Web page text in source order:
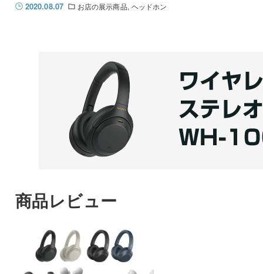
2020.08.07 お店の展示商品 ヘッドホン
商品レビュー